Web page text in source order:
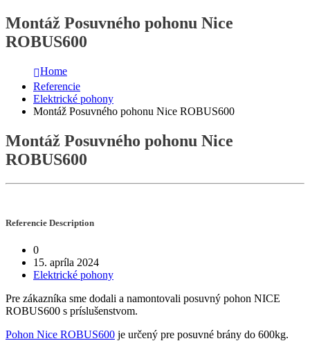
Montáž Posuvného pohonu Nice
ROBUS600
Home
Referencie
Elektrické pohony
Montáž Posuvného pohonu Nice ROBUS600
Montáž Posuvného pohonu Nice
ROBUS600
Referencie Description
0
15. apríla 2024
Elektrické pohony
Pre zákazníka sme dodali a namontovali posuvný pohon NICE
ROBUS600 s príslušenstvom.
Pohon Nice ROBUS600 je určený pre posuvné brány do 600kg.